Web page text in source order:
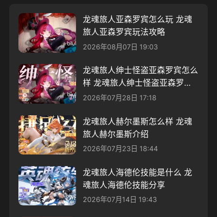
龙魂旅人亚森罗宾怎么玩 龙魂
旅人亚森罗宾玩法攻略
2026年08月07日 19:03
龙魂旅人绅士怪盗亚森罗宾怎么
样 龙魂旅人绅士怪盗亚森罗宾
介绍
2026年07月28日 17:18
龙魂旅人赫尔墨斯怎么样 龙魂
旅人赫尔墨斯介绍
2026年07月23日 18:44
龙魂旅人海德伦技能是什么 龙
魂旅人海德伦技能分享
2026年07月14日 19:43